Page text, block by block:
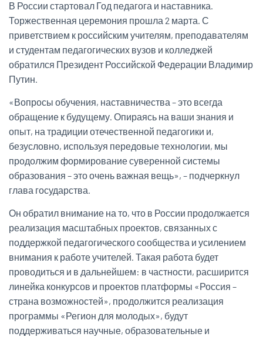
В России стартовал Год педагога и наставника.
Торжественная церемония прошла 2 марта. С
приветствием к российским учителям, преподавателям
и студентам педагогических вузов и колледжей
обратился Президент Российской Федерации Владимир
Путин.
«Вопросы обучения, наставничества – это всегда
обращение к будущему. Опираясь на ваши знания и
опыт, на традиции отечественной педагогики и,
безусловно, используя передовые технологии, мы
продолжим формирование суверенной системы
образования – это очень важная вещь», – подчеркнул
глава государства.
Он обратил внимание на то, что в России продолжается
реализация масштабных проектов, связанных с
поддержкой педагогического сообщества и усилением
внимания к работе учителей. Такая работа будет
проводиться и в дальнейшем: в частности, расширится
линейка конкурсов и проектов платформы «Россия –
страна возможностей», продолжится реализация
программы «Регион для молодых», будут
поддерживаться научные, образовательные и